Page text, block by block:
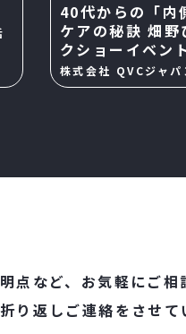
40代からの「内
ケアの秘訣 畑
クショーイベン
株式会社 QVCジャパ
点など、 お気軽にご相
折り返しご連絡をさせて